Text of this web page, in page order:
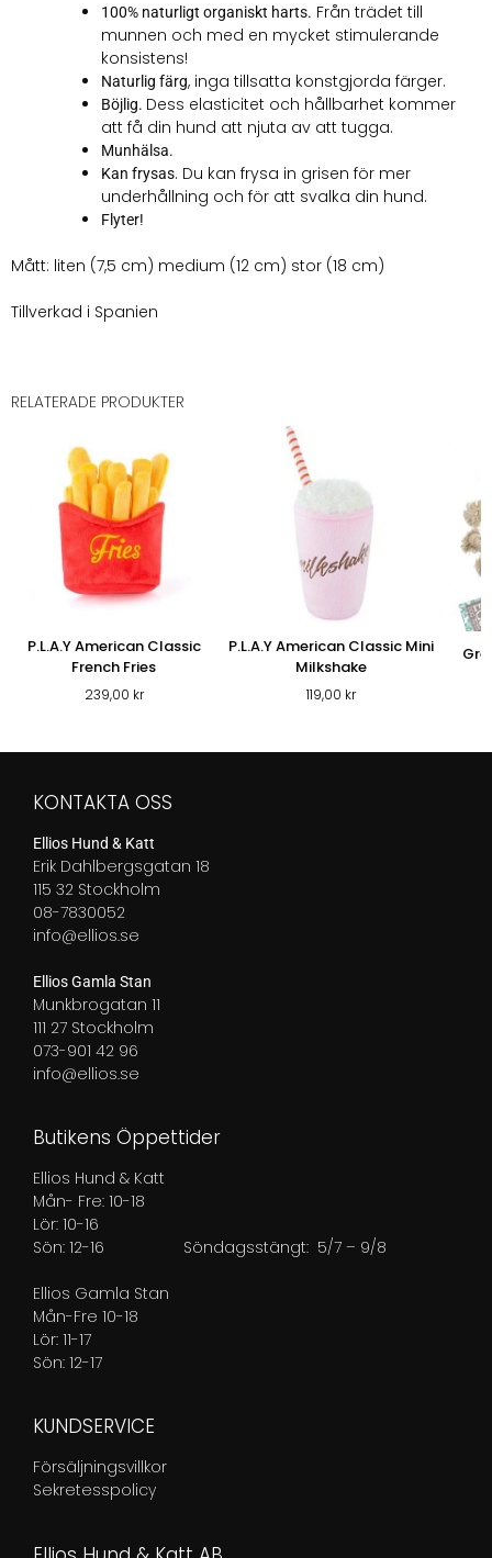
100% naturligt organiskt harts. Från trädet till
munnen och med en mycket stimulerande
konsistens!
Naturlig färg, inga tillsatta konstgjorda färger.
Böjlig. Dess elasticitet och hållbarhet kommer
att få din hund att njuta av att tugga.
Munhälsa.
Kan frysas. Du kan frysa in grisen för mer
underhållning och för att svalka din hund.
Flyter!
Mått: liten (7,5 cm) medium (12 cm) stor (18 cm)
Tillverkad i Spanien
RELATERADE PRODUKTER
P.L.A.Y American Classic
French Fries
239,00 kr
P.L.A.Y American Classic Mini
Milkshake
119,00 kr
KONTAKTA OSS
Ellios Hund & Katt
Erik Dahlbergsgatan 18
115 32 Stockholm
08-7830052
info@ellios.se
Ellios Gamla Stan
Munkbrogatan 11
111 27 Stockholm
073-901 42 96
info@ellios.se
Butikens Öppettider
Ellios Hund & Katt
Mån- Fre: 10-18
Lör: 10-16
Sön: 12-16 Söndagsstängt: 5/7 – 9/8
Ellios Gamla Stan
Mån-Fre 10-18
Lör: 11-17
Sön: 12-17
KUNDSERVICE
Försäljningsvillkor
Sekretesspolicy